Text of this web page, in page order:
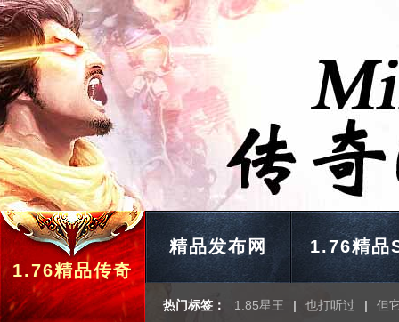
1.76精品传奇
精品发布网 1.76精品
热门标签： 1.85星王 | 也打听过 | 但